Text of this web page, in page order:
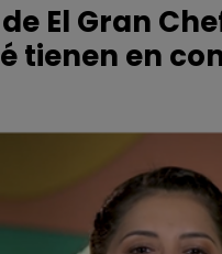
El Gran
tienen en